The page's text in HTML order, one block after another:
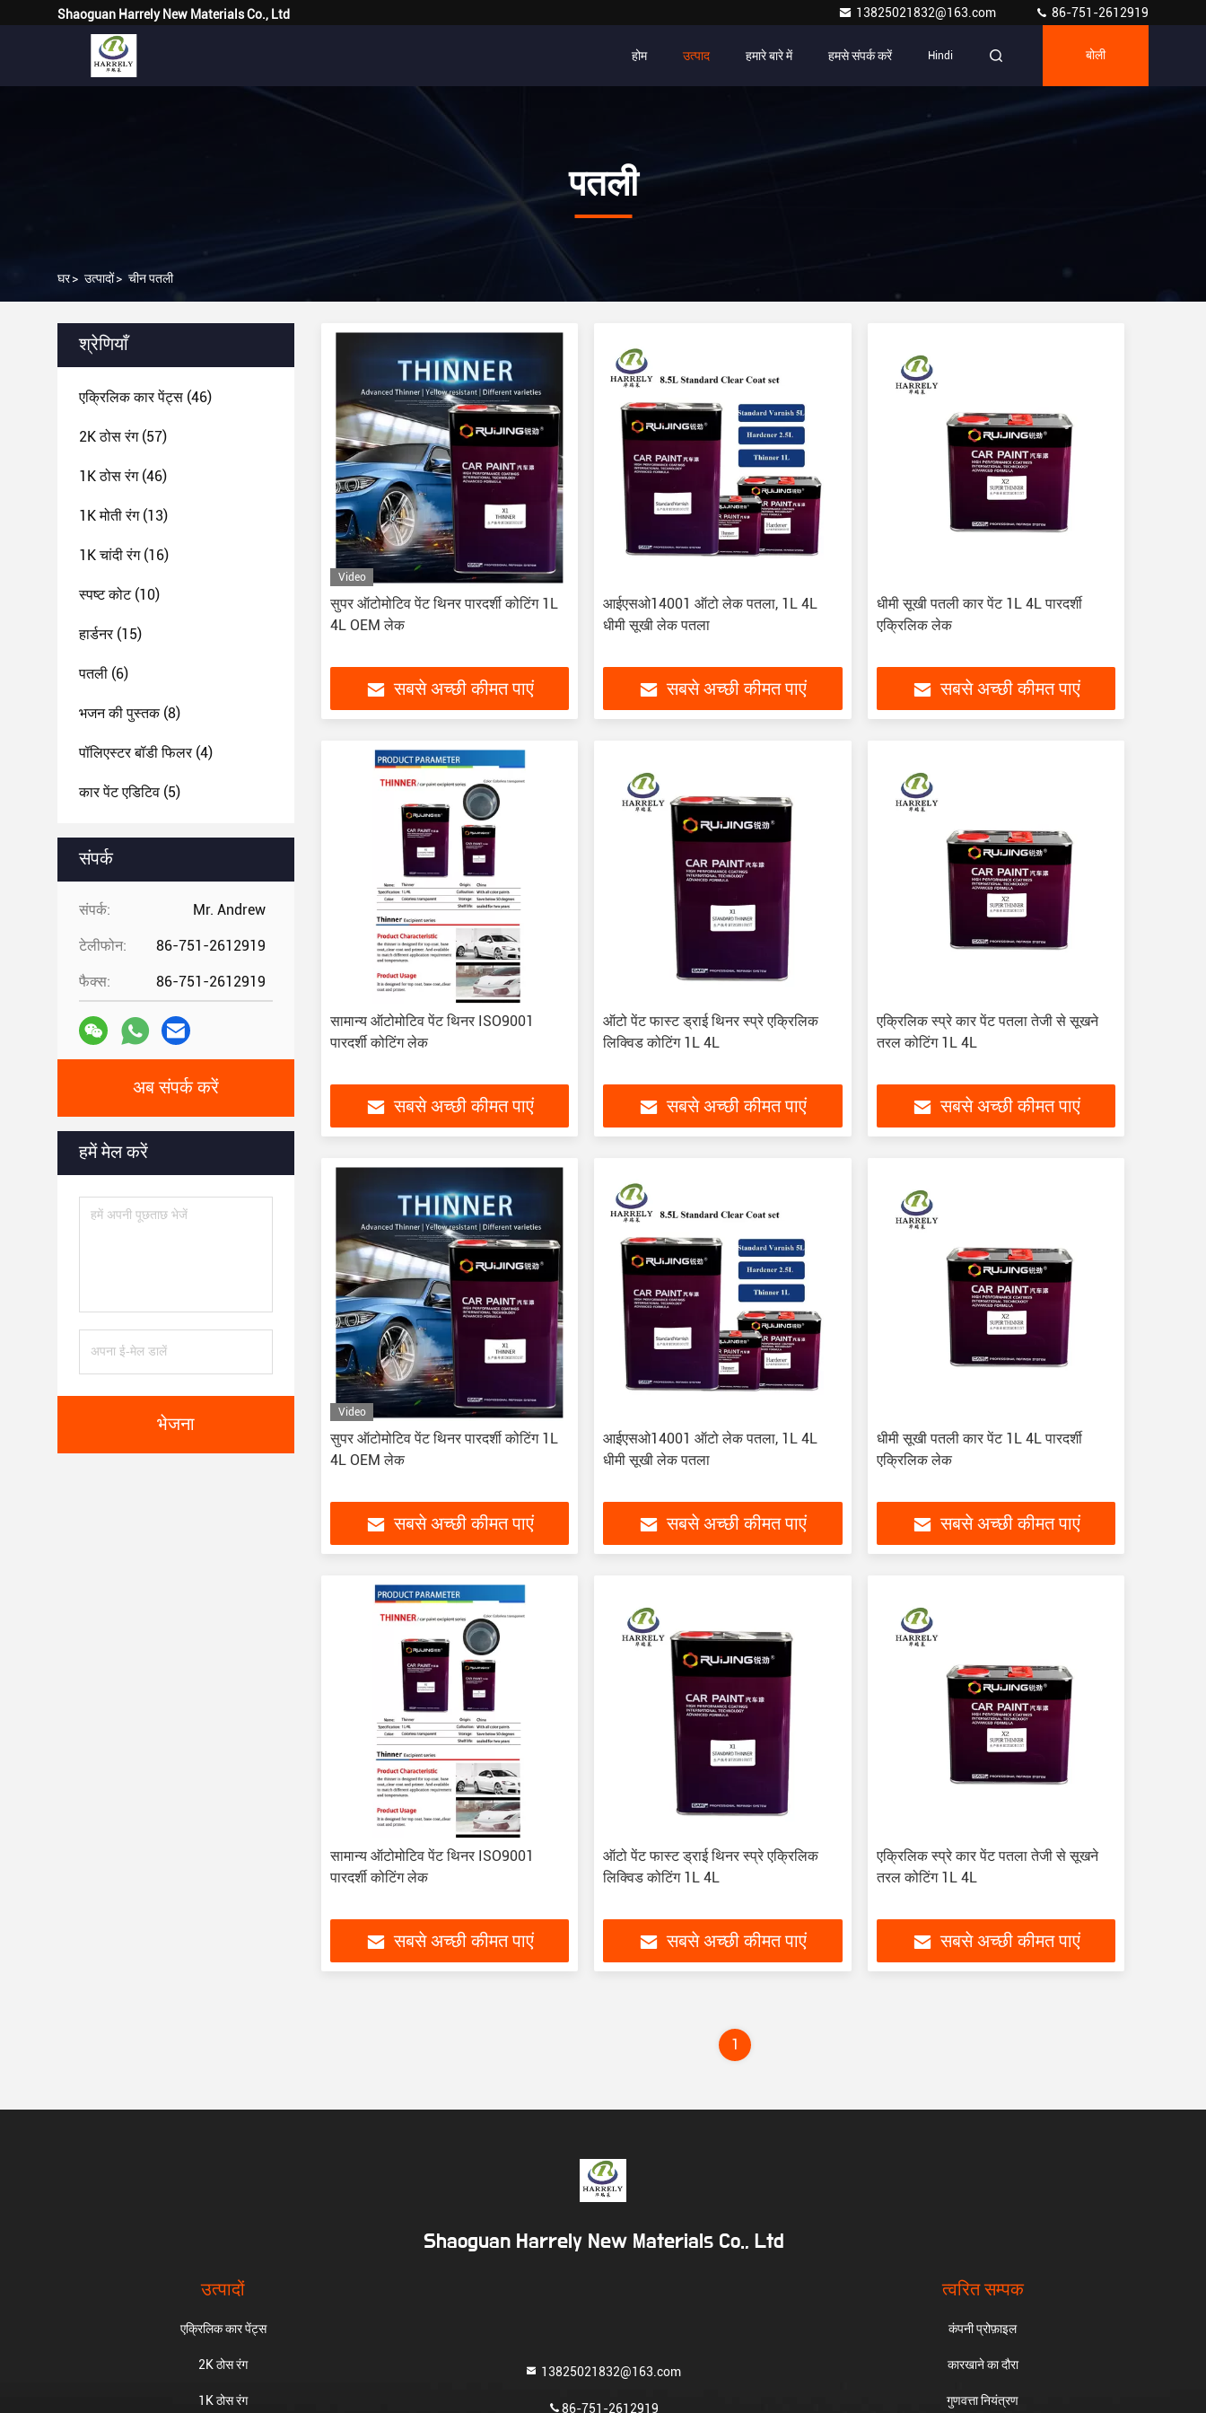
Shaoguan Harrely New Materials Co., Ltd 13825021832@163.com 86-751-2612919
होम उत्पाद हमारे बारे में हमसे संपर्क करें Hindi बोली
पतली
घर> उत्पादों> चीन पतली
श्रेणियाँ
एक्रिलिक कार पेंट्स (46)
2K ठोस रंग(57)
1K ठोस रंग(46)
1K मोती रंग(13)
1K चांदी रंग(16)
स्पष्ट कोट(10)
हार्डनर(15)
पतली (6)
भजन की पुस्तक(8)
पॉलिएस्टर बॉडी फिलर(4)
कार पेंट एडिटिव (5)
संपर्क
संपर्क: Mr. Andrew
टेलीफोन: 86-751-2612919
फैक्स: 86-751-2612919
अब संपर्क करें
हमें मेल करें
भेजना
Video
सुपर ऑटोमोटिव पेंट थिनर पारदर्शी कोटिंग 1L
4L OEM लेक
सबसे अच्छी कीमत पाएं
आईएसओ14001 ऑटो लेक पतला, 1L 4L
धीमी सूखी लेक पतला
सबसे अच्छी कीमत पाएं
धीमी सूखी पतली कार पेंट 1L 4L पारदर्शी
एक्रिलिक लेक
सबसे अच्छी कीमत पाएं
सामान्य ऑटोमोटिव पेंट थिनर ISO9001
पारदर्शी कोटिंग लेक
सबसे अच्छी कीमत पाएं
ऑटो पेंट फास्ट ड्राई थिनर स्प्रे एक्रिलिक
लिक्विड कोटिंग 1L 4L
सबसे अच्छी कीमत पाएं
एक्रिलिक स्प्रे कार पेंट पतला तेजी से सूखने
तरल कोटिंग 1L 4L
सबसे अच्छी कीमत पाएं
Video
सुपर ऑटोमोटिव पेंट थिनर पारदर्शी कोटिंग 1L
4L OEM लेक
सबसे अच्छी कीमत पाएं
आईएसओ14001 ऑटो लेक पतला, 1L 4L
धीमी सूखी लेक पतला
सबसे अच्छी कीमत पाएं
धीमी सूखी पतली कार पेंट 1L 4L पारदर्शी
एक्रिलिक लेक
सबसे अच्छी कीमत पाएं
सामान्य ऑटोमोटिव पेंट थिनर ISO9001
पारदर्शी कोटिंग लेक
सबसे अच्छी कीमत पाएं
ऑटो पेंट फास्ट ड्राई थिनर स्प्रे एक्रिलिक
लिक्विड कोटिंग 1L 4L
सबसे अच्छी कीमत पाएं
एक्रिलिक स्प्रे कार पेंट पतला तेजी से सूखने
तरल कोटिंग 1L 4L
सबसे अच्छी कीमत पाएं
1
Shaoguan Harrely New Materials Co., Ltd
उत्पादों
एक्रिलिक कार पेंट्स
2K ठोस रंग
1K ठोस रंग
13825021832@163.com
86-751-2612919
त्वरित सम्पक
कंपनी प्रोफ़ाइल
कारखाने का दौरा
गुणवत्ता नियंत्रण